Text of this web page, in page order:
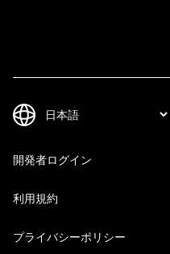
開発者ログイン
利用規約
プライバシーポリシー